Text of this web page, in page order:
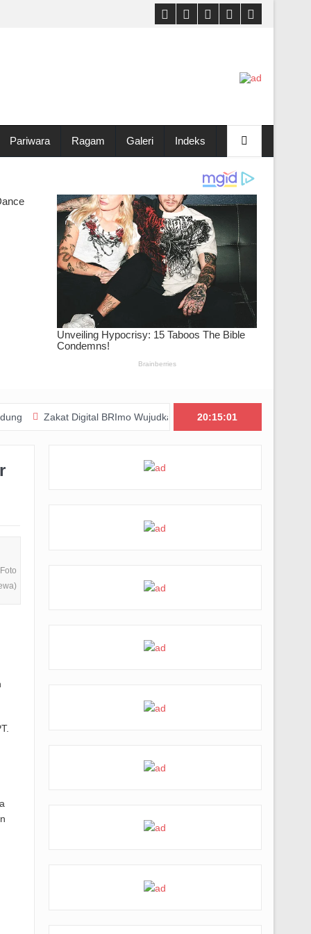
Pariwara Ragam Galeri Indeks
Digital BRImo Wujudkan Kepedulian, BAZNAS Jabar Pastikan
20:15:02